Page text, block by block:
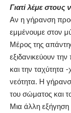
Γιατί λέμε στους
Αν η γήρανση
εμμένουμε στον
Μέρος της
εξιδανικεύουν
και την ταχύτητα
νεότητα. Η
του σώματος και
Μια άλλη εξήγηση